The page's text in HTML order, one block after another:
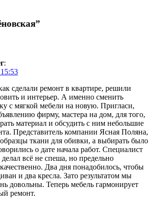
:
сделали ремонт в квартире, решили
и интерьер. А именно сменить
с мягкой мебели на новую. Пригласи,
фирму, мастера на дом, для того,
материал и обсудить с ним небольшие
Представитель компании Ясная Поляна,
ткани для обивки, а выбирать было
о дате начала работ. Специалист
всё не спеша, но предельно
Два дня понадобилось, чтобы
и два кресла. Зато результатом мы
довольны. Теперь мебель гармонирует
ремонт.